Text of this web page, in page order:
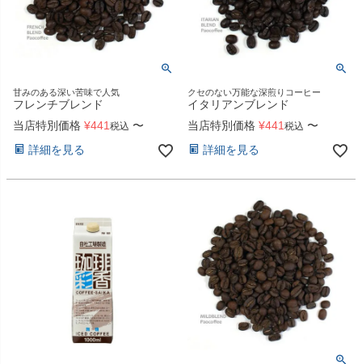
甘みのある深い苦味で人気
フレンチブレンド
当店特別価格 ¥441税込 〜
詳細を見る
クセのない万能な深煎りコーヒー
イタリアンブレンド
当店特別価格 ¥441税込 〜
詳細を見る